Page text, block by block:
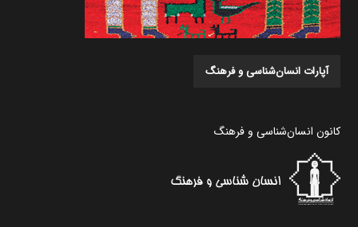
آپارات انسان‌شناسی و فرهنگ
کانون انسان‌شناسی و فرهنگ